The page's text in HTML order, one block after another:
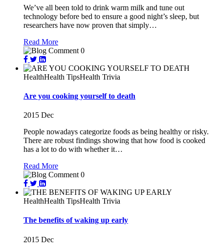
We’ve all been told to drink warm milk and tune out
technology before bed to ensure a good night’s sleep, but
researchers have now proven that simply…
Read More
0
HealthHealth TipsHealth Trivia
Are you cooking yourself to death
2015 Dec
People nowadays categorize foods as being healthy or risky.
There are robust findings showing that how food is cooked
has a lot to do with whether it…
Read More
0
HealthHealth TipsHealth Trivia
The benefits of waking up early
2015 Dec